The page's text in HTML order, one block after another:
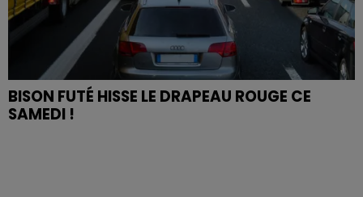
BISON FUTÉ HISSE LE DRAPEAU ROUGE CE
SAMEDI !